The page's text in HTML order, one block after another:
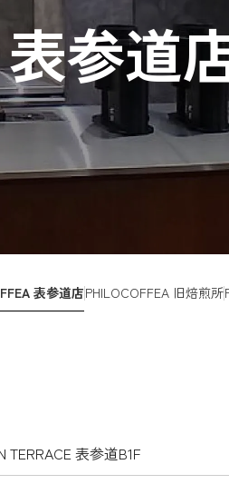
表参道
表参道店PHILOCOFFEA 旧焙煎所
表参道B1F